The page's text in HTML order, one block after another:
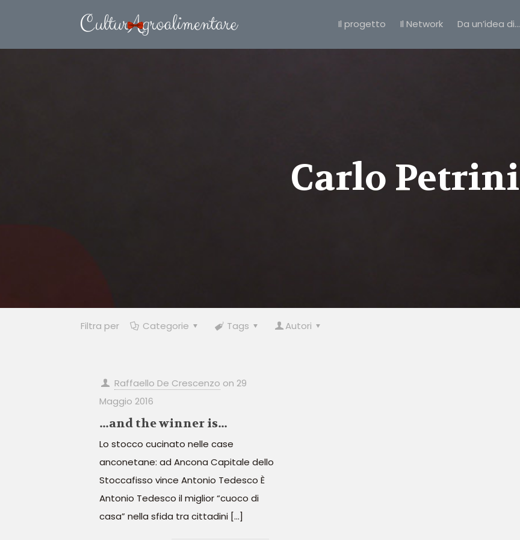
Il progetto Il Network Da un’idea di…
Carlo Petrini
Filtra per Categorie Tags Autori
Raffaello De Crescenzo on 29
Maggio 2016
…and the winner is…
Lo stocco cucinato nelle case
anconetane: ad Ancona Capitale dello
Stoccafisso vince Antonio Tedesco È
Antonio Tedesco il miglior “cuoco di
casa” nella sfida tra cittadini[…]